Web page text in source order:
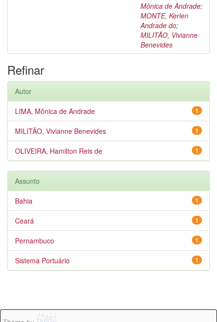
Mônica de Andrade;
MONTE, Kerlen
Andrade do;
MILITÃO, Vivianne
Benevides
Refinar
Autor
1
LIMA, Mônica de Andrade
1
MILITÃO, Vivianne Benevides
1
OLIVEIRA, Hamilton Reis de
Assunto
1
Bahia
1
Ceará
1
Pernambuco
1
Sistema Portuário